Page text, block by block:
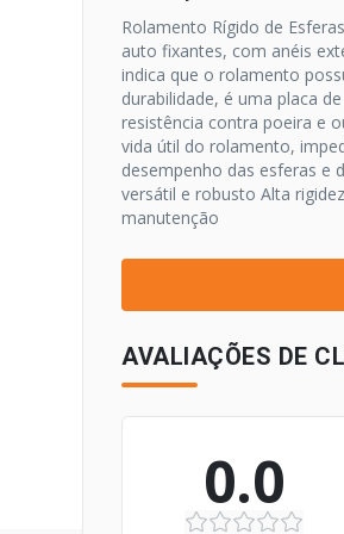
Rolamento Rígido de
auto fixantes, com anéis
indica que o rolamento
durabilidade, é uma placa
resistência contra poeira e
vida útil do rolamento,
desempenho das esferas e
versátil e robusto Alta
manutenção
AVALIAÇÕES DE
0.0